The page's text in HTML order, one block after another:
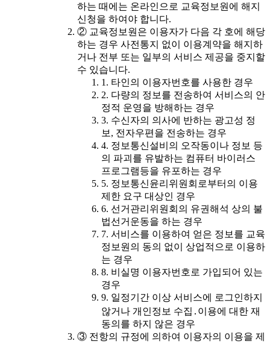
하는 때에는 온라인으로 교육정보원에 해지
신청을 하여야 합니다.
② 교육정보원은 이용자가 다음 각 호에 해당
하는 경우 사전통지 없이 이용계약을 해지하
거나 전부 또는 일부의 서비스 제공을 중지할
수 있습니다.
1. 타인의 이용자번호를 사용한 경우
2. 다량의 정보를 전송하여 서비스의 안
정적 운영을 방해하는 경우
3. 수신자의 의사에 반하는 광고성 정
보, 전자우편을 전송하는 경우
4. 정보통신설비의 오작동이나 정보 등
의 파괴를 유발하는 컴퓨터 바이러스
프로그램등을 유포하는 경우
5. 정보통신윤리위원회로부터의 이용
제한 요구 대상인 경우
6. 선거관리위원회의 유권해석 상의 불
법선거운동을 하는 경우
7. 서비스를 이용하여 얻은 정보를 교육
정보원의 동의 없이 상업적으로 이용하
는 경우
8. 비실명 이용자번호로 가입되어 있는
경우
9. 일정기간 이상 서비스에 로그인하지
않거나 개인정보 수집․이용에 대한 재
동의를 하지 않은 경우
③ 전항의 규정에 의하여 이용자의 이용을 제